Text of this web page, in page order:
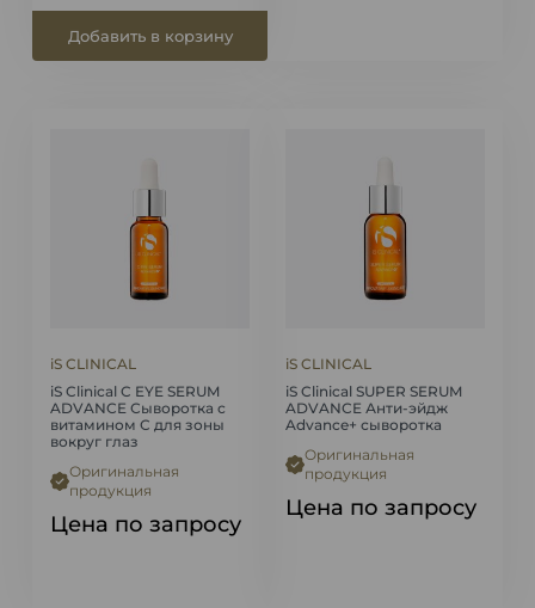
Добавить в корзину
iS CLINICAL
iS Clinical C EYE SERUM
ADVANCE Сыворотка с
витамином С для зоны
вокруг глаз
Оригинальная
продукция
Цена по запросу
iS CLINICAL
iS Clinical SUPER SERUM
ADVANCE Анти-эйдж
Advance+ сыворотка
Оригинальная
продукция
Цена по запросу